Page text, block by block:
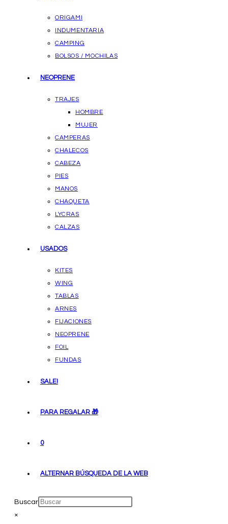
ORIGAMI
INDUMENTARIA
CAMPING
BOLSOS / MOCHILAS
NEOPRENE
TRAJES
HOMBRE
MUJER
CAMPERAS
CHALECOS
CABEZA
PIES
MANOS
CHAQUETA
LYCRAS
CALZAS
USADOS
KITES
WING
TABLAS
ARNES
FIJACIONES
NEOPRENE
FOIL
FUNDAS
SALE!
PARA REGALAR 🎁
0
ALTERNAR BÚSQUEDA DE LA WEB
Buscar
×